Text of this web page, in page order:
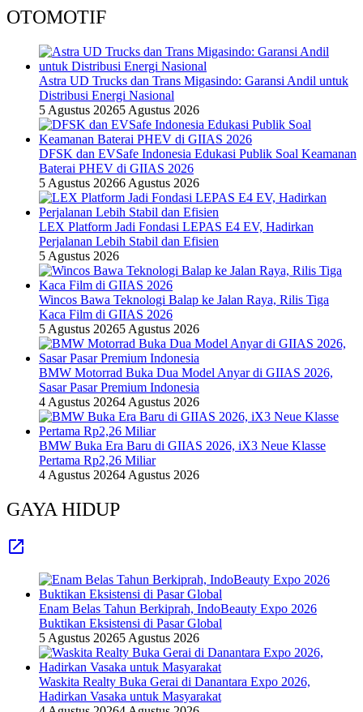
OTOMOTIF
Astra UD Trucks dan Trans Migasindo: Garansi Andil untuk
Distribusi Energi Nasional
5 Agustus 20265 Agustus 2026
DFSK dan EVSafe Indonesia Edukasi Publik Soal Keamanan
Baterai PHEV di GIIAS 2026
5 Agustus 20266 Agustus 2026
LEX Platform Jadi Fondasi LEPAS E4 EV, Hadirkan
Perjalanan Lebih Stabil dan Efisien
5 Agustus 2026
Wincos Bawa Teknologi Balap ke Jalan Raya, Rilis Tiga
Kaca Film di GIIAS 2026
5 Agustus 20265 Agustus 2026
BMW Motorrad Buka Dua Model Anyar di GIIAS 2026,
Sasar Pasar Premium Indonesia
4 Agustus 20264 Agustus 2026
BMW Buka Era Baru di GIIAS 2026, iX3 Neue Klasse
Pertama Rp2,26 Miliar
4 Agustus 20264 Agustus 2026
GAYA HIDUP
Enam Belas Tahun Berkiprah, IndoBeauty Expo 2026
Buktikan Eksistensi di Pasar Global
5 Agustus 20265 Agustus 2026
Waskita Realty Buka Gerai di Danantara Expo 2026,
Hadirkan Vasaka untuk Masyarakat